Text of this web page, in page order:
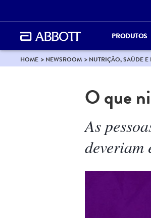
PRODUTOS
HOME NEWSROOM NUTRIÇÃO, SAÚDE E
O que
As
deveriam